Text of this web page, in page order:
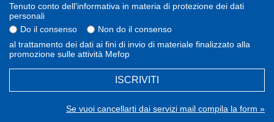
Tenuto conto dell'informativa in materia di protezione dei dati
personali
Do il consenso
Non do il consenso
al trattamento dei dati ai fini di invio di materiale finalizzato alla
promozione sulle attività Mefop
ISCRIVITI
Se vuoi cancellarti dai servizi mail compila la form »